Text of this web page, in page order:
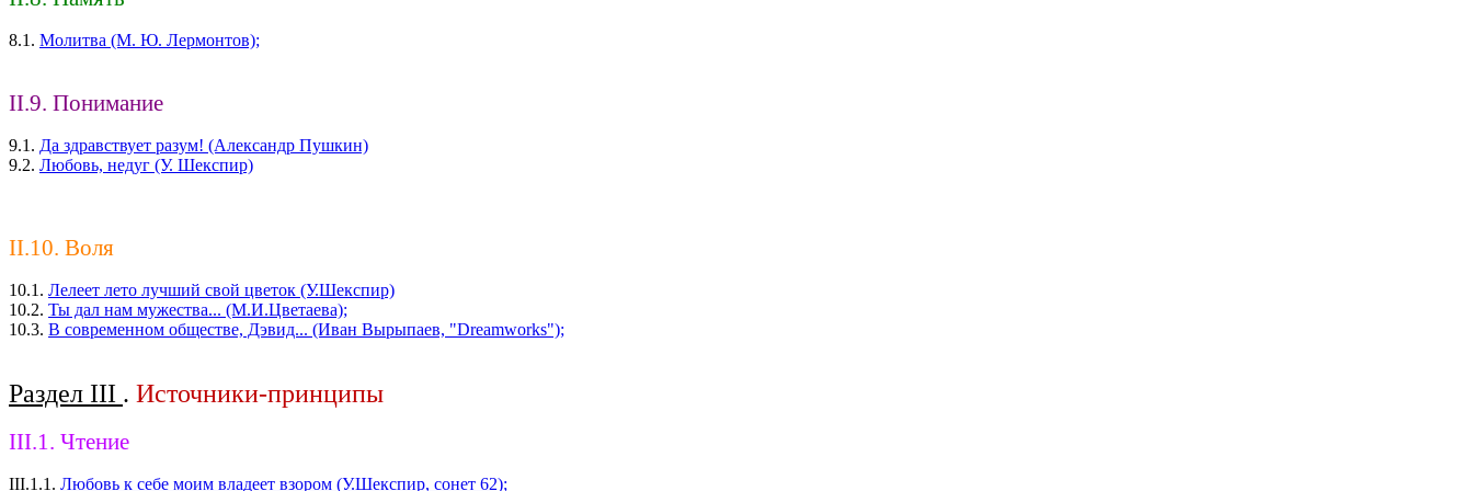
8.1. Молитва (М. Ю. Лермонтов);
II.9. Понимание
9.1. Да здравствует разум! (Александр Пушкин)
9.2. Любовь, недуг (У. Шекспир)
II.10. Воля
10.1. Лелеет лето лучший свой цветок (У.Шекспир)
10.2. Ты дал нам мужества... (М.И.Цветаева);
10.3. В современном обществе, Дэвид... (Иван Вырыпаев, "Dreamworks");
Раздел III . Источники-принципы
III.1. Чтение
III.1.1. Любовь к себе моим владеет взором (У.Шекспир, сонет 62);